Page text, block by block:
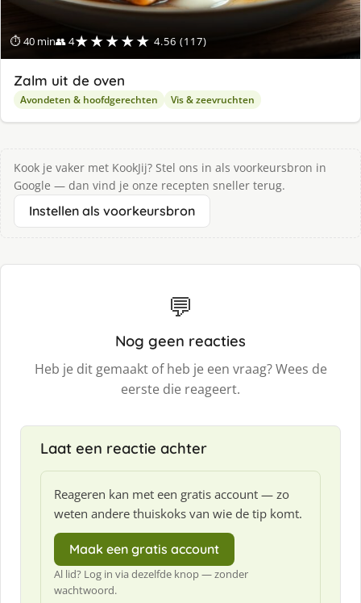
⏱ 40 min👥 4★★★★★ 4.56 (117)
Zalm uit de oven
Avondeten & hoofdgerechten Vis & zeevruchten
Kook je vaker met KookJij? Stel ons in als voorkeursbron in
Google — dan vind je onze recepten sneller terug.
Instellen als voorkeursbron
💬
Nog geen reacties
Heb je dit gemaakt of heb je een vraag? Wees de
eerste die reageert.
Laat een reactie achter
Reageren kan met een gratis account — zo
weten andere thuiskoks van wie de tip komt.
Maak een gratis account
Al lid? Log in via dezelfde knop — zonder
wachtwoord.